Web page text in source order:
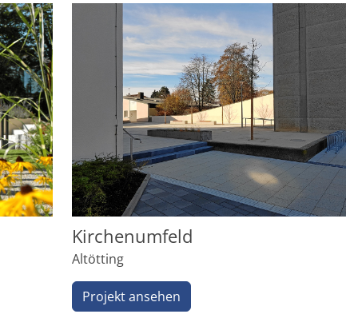
Kirchenumfeld
Altötting
Projekt ansehen